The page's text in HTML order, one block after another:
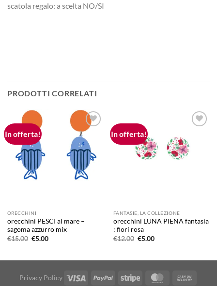
scatola regalo: a scelta NO/SI
PRODOTTI CORRELATI
In offerta!
Aggiungi
alla lista
dei
desideri
ORECCHINI
orecchini PESCI al mare –
sagoma azzurro mix
€15.00 Il
€15.00.
€5.00Il
€5.00.
In offerta!
alla lista
desideri
FANTASIE, LA COLLEZIONE
orecchini LUNA PIENA fantasia
: fiori rosa
€12.00 Il
€12.00.
€5.00Il
€5.00.
Privacy Policy Visa PayPal Stripe MasterCard